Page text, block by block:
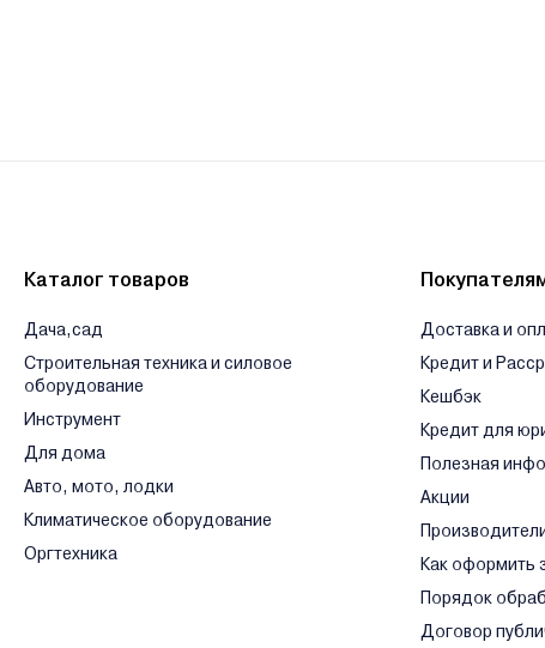
Каталог товаров
Дача,сад
Строительная техника и силовое
оборудование
Инструмент
Для дома
Авто, мото, лодки
Климатическое оборудование
Оргтехника
Доставка и
Кредит и
Кешбэк
Кредит для
Полезная
Акции
Как оформить
Порядок
Договор